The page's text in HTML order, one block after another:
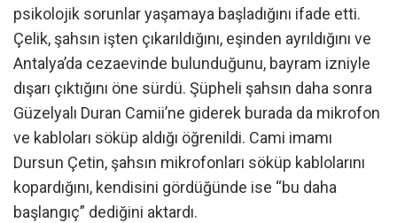
psikolojik sorunlar yaşamaya başladığını ifade etti.
Çelik, şahsın işten çıkarıldığını, eşinden ayrıldığını ve
Antalya’da cezaevinde bulunduğunu, bayram izniyle
dışarı çıktığını öne sürdü. Şüpheli şahsın daha sonra
Güzelyalı Duran Camii’ne giderek burada da mikrofon
ve kabloları söküp aldığı öğrenildi. Cami imamı
Dursun Çetin, şahsın mikrofonları söküp kablolarını
kopardığını, kendisini gördüğünde ise “bu daha
başlangıç” dediğini aktardı.